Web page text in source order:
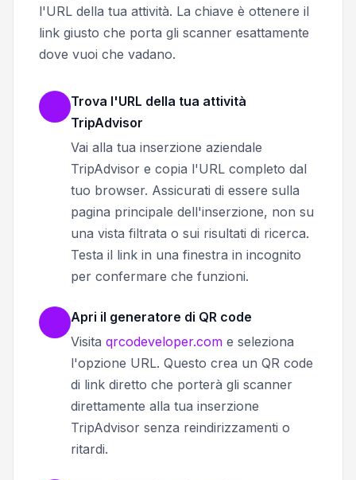
l'URL della tua attività. La chiave è ottenere il
link giusto che porta gli scanner esattamente
dove vuoi che vadano.
Trova l'URL della tua attività
TripAdvisor
Vai alla tua inserzione aziendale
TripAdvisor e copia l'URL completo dal
tuo browser. Assicurati di essere sulla
pagina principale dell'inserzione, non su
una vista filtrata o sui risultati di ricerca.
Testa il link in una finestra in incognito
per confermare che funzioni.
Apri il generatore di QR code
Visita qrcodeveloper.com e seleziona
l'opzione URL. Questo crea un QR code
di link diretto che porterà gli scanner
direttamente alla tua inserzione
TripAdvisor senza reindirizzamenti o
ritardi.